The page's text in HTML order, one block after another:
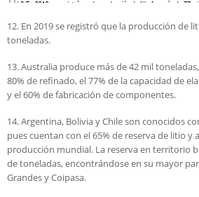
12. En 2019 se registró que la producción de
toneladas.
13. Australia produce más de 42 mil
80% de refinado, el 77% de la capacidad de
y el 60% de fabricación de componentes.
14. Argentina, Bolivia y Chile son conocidos
pues cuentan con el 65% de reserva de litio y
producción mundial. La reserva en territorio
de toneladas, encontrándose en su mayor
Grandes y Coipasa.